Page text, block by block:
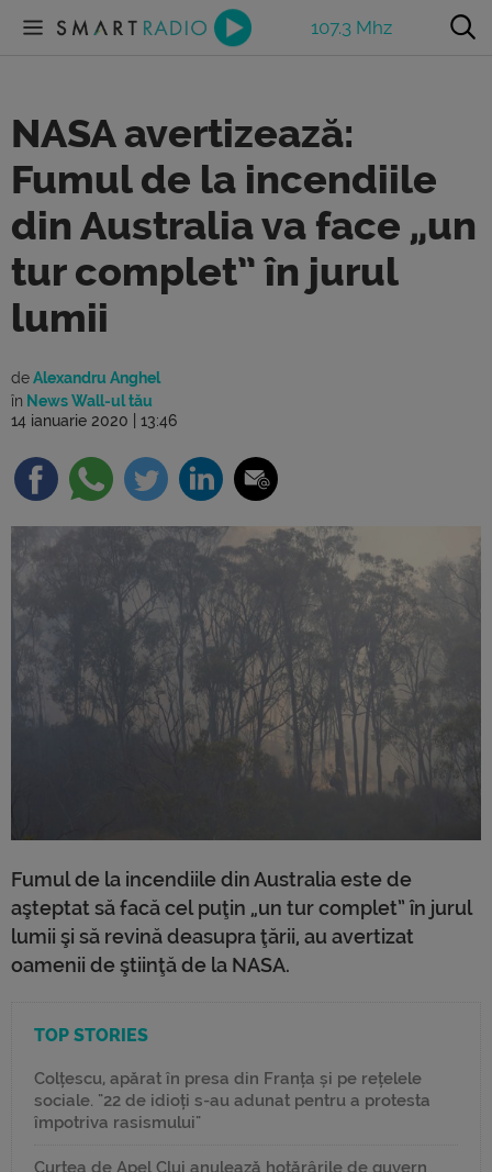
107.3 Mhz
NASA avertizează:
Fumul de la incendiile
din Australia va face „un
tur complet” în jurul
lumii
deAlexandru Anghel
în News Wall-ul tău
14 ianuarie 2020 | 13:46
Fumul de la incendiile din Australia este de
aşteptat să facă cel puţin „un tur complet” în jurul
lumii şi să revină deasupra ţării, au avertizat
oamenii de ştiinţă de la NASA.
TOP STORIES
Colțescu, apărat în presa din Franța și pe rețelele
sociale. "22 de idioți s-au adunat pentru a protesta
împotriva rasismului"
Curtea de Apel Cluj anulează hotărârile de guvern